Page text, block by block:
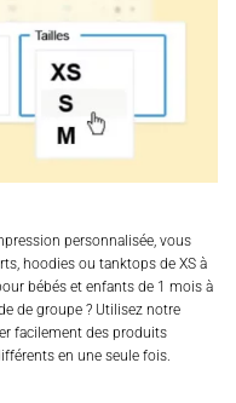
personnalisée, vous
hoodies ou tanktops de XS à
bébés et enfants de 1 mois à
de groupe ? Utilisez notre
facilement des produits
en une seule fois.